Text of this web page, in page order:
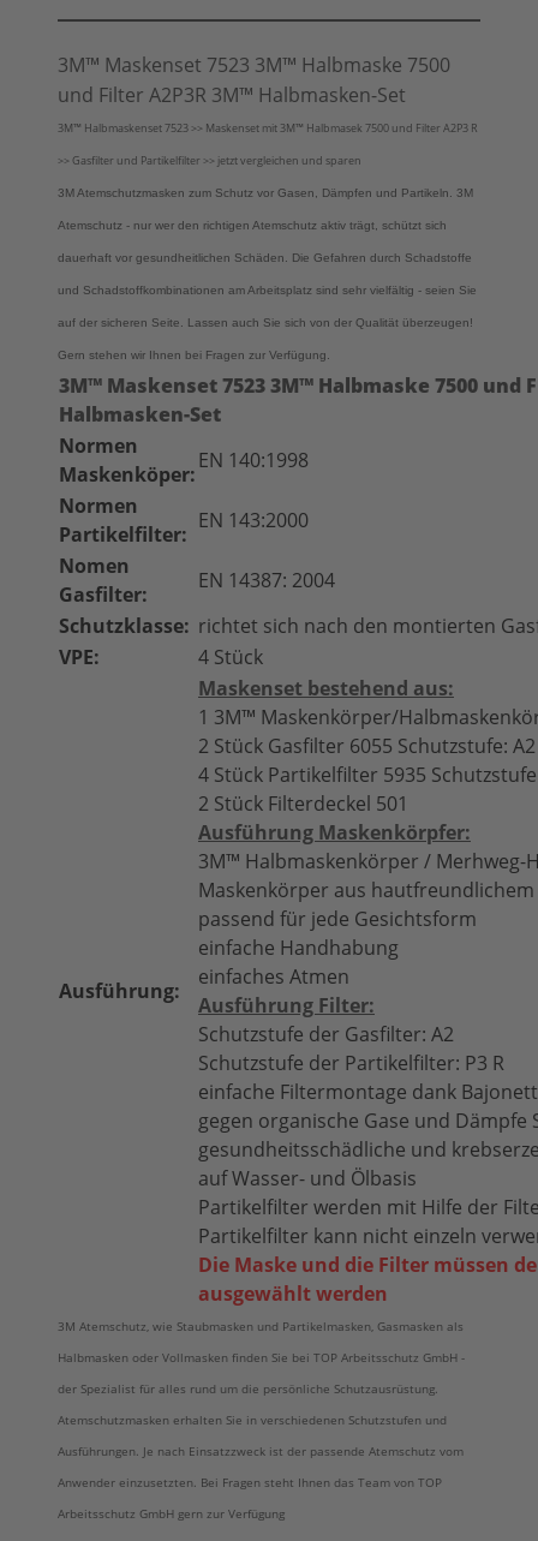
3M™ Maskenset 7523 3M™ Halbmaske 7500
und Filter A2P3R 3M™ Halbmasken-Set
3M™ Halbmaskenset 7523 >> Maskenset mit 3M™ Halbmasek 7500 und Filter A2P3 R
>> Gasfilter und Partikelfilter >> jetzt vergleichen und sparen
3M Atemschutzmasken zum Schutz vor Gasen, Dämpfen und Partikeln. 3M
Atemschutz - nur wer den richtigen Atemschutz aktiv trägt, schützt sich
dauerhaft vor gesundheitlichen Schäden. Die Gefahren durch Schadstoffe
und Schadstoffkombinationen am Arbeitsplatz sind sehr vielfältig - seien Sie
auf der sicheren Seite. Lassen auch Sie sich von der Qualität überzeugen!
Gern stehen wir Ihnen bei Fragen zur Verfügung.
3M™ Maskenset 7523 3M™ Halbmaske 7500 und
Halbmasken-Set
Normen
Maskenköper:
EN 140:1998
Normen
Partikelfilter:
EN 143:2000
Nomen
Gasfilter:
EN 14387: 2004
Schutzklasse: richtet sich nach den montierten
VPE:
4 Stück
Ausführung:
Maskenset bestehend aus:
1 3M™ Maskenkörper/
2 Stück Gasfilter 6055 Schutzstufe: A2
4 Stück Partikelfilter 5935
2 Stück Filterdeckel 501
Ausführung Maskenkörpfer:
3M™ Halbmaskenkörper / Merhweg-
Maskenkörper aus hautfreundlichem
passend für jede Gesichtsform
einfache Handhabung
einfaches Atmen
Ausführung Filter:
Schutzstufe der Gasfilter: A2
Schutzstufe der Partikelfilter: P3 R
einfache Filtermontage dank
gegen organische Gase und Dämpfe
gesundheitsschädliche und
auf Wasser- und Ölbasis
Partikelfilter werden mit Hilfe der
Partikelfilter kann nicht einzeln
Die Maske und die Filter müssen
ausgewählt werden
3M Atemschutz, wie Staubmasken und Partikelmasken, Gasmasken als
Halbmasken oder Vollmasken finden Sie bei TOP Arbeitsschutz GmbH -
der Spezialist für alles rund um die persönliche Schutzausrüstung.
Atemschutzmasken erhalten Sie in verschiedenen Schutzstufen und
Ausführungen. Je nach Einsatzzweck ist der passende Atemschutz vom
Anwender einzusetzten. Bei Fragen steht Ihnen das Team von TOP
Arbeitsschutz GmbH gern zur Verfügung